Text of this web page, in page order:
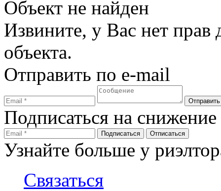
Объект не найден
Извините, у Вас нет прав
объекта.
Отправить по e-mail
Подписаться на
Узнайте больше у
Связаться